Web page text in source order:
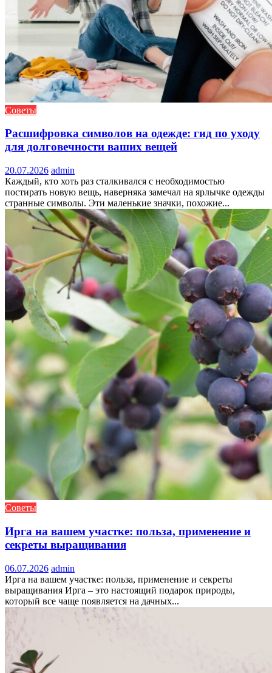
Советы
Расшифровка символов на одежде: гид по уходу
для долговечности ваших вещей
20.07.2026 admin
Каждый, кто хоть раз сталкивался с необходимостью
постирать новую вещь, наверняка замечал на ярлычке одежды
странные символы. Эти маленькие значки, похожие...
Советы
Ирга на вашем участке: польза, применение и
секреты выращивания
06.07.2026 admin
Ирга на вашем участке: польза, применение и секреты
выращивания Ирга – это настоящий подарок природы,
который все чаще появляется на дачных...